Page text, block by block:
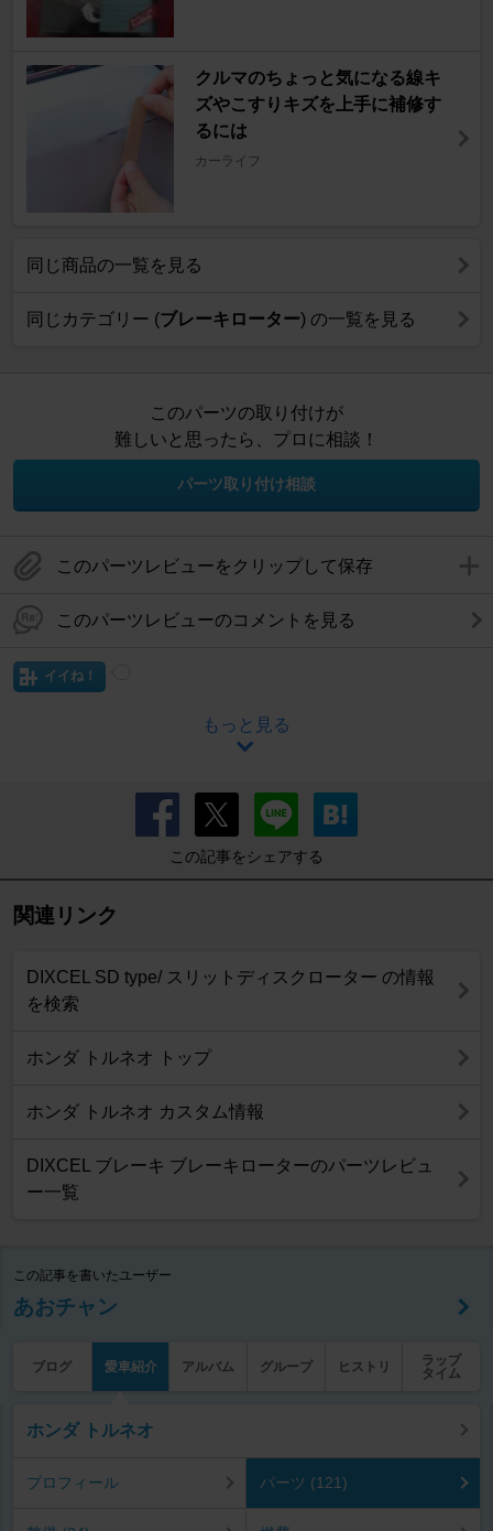
クルマのちょっと気になる線キ
ズやこすりキズを上手に補修す
るには
カーライフ
同じ商品の一覧を見る
同じカテゴリー (ブレーキローター) の一覧を見る
このパーツの取り付けが
難しいと思ったら、プロに相談！
パーツ取り付け相談
このパーツレビューをクリップして保存
このパーツレビューのコメントを見る
イイね！
もっと見る
この記事をシェアする
関連リンク
DIXCEL SD type/ スリットディスクローター の情報
を検索
ホンダ トルネオ トップ
ホンダ トルネオ カスタム情報
DIXCEL ブレーキ ブレーキローターのパーツレビュ
ー一覧
この記事を書いたユーザー
あおチャン
ブログ 愛車紹介 アルバム グループ ヒストリ
ラップ
タイム
ホンダ トルネオ
プロフィール パーツ (121)